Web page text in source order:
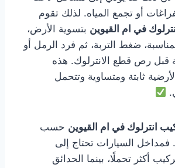
أو تجمع المياه. لذلك تقوم
في ام القيوين بتسوية الأرض،
ضغط التربة، ثم فرد الرمل أو
قبل رص قطع الانترلوك. هذه
ثابتة ومتساوية وتتحمل
انترلوك في ام القيوين حسب
فمداخل السيارات تحتاج إلى
أكثر تحملًا، بينما الحدائق